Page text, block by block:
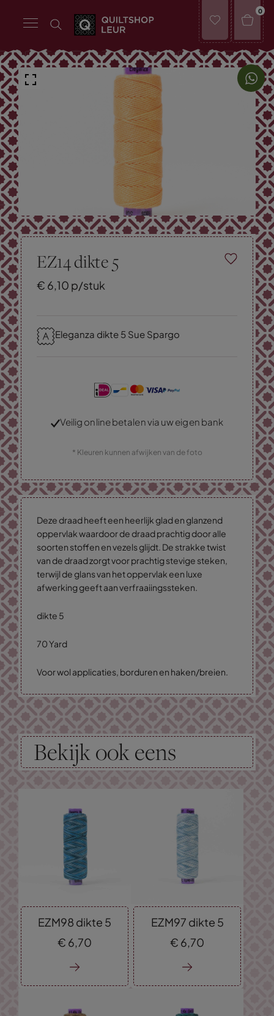
0
EZ14 dikte 5
€ 6,10 p/stuk
Eleganza dikte 5 Sue Spargo
Veilig online betalen via uw eigen bank
* Kleuren kunnen afwijken van de foto
Deze draad heeft een heerlijk glad en glanzend
oppervlak waardoor de draad prachtig door alle
soorten stoffen en vezels glijdt. De strakke twist
van de draad zorgt voor prachtig stevige steken,
terwijl de glans van het oppervlak een luxe
afwerking geeft aan verfraaiingssteken.
dikte 5
70 Yard
Voor wol applicaties, borduren en haken/breien.
Bekijk ook eens
EZM98 dikte 5
€ 6,70
EZM97 dikte 5
€ 6,70